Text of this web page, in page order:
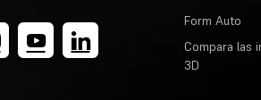
Form Auto
Compara las
3D